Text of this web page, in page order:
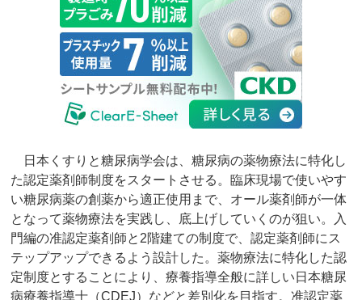
日本くすりと糖尿病学会は、糖尿病の薬物療法に特化し
た認定薬剤師制度をスタートさせる。臨床現場で使いやす
い糖尿病薬の創薬から適正使用まで、オール薬剤師が一体
となって薬物療法を実践し、底上げしていくのが狙い。入
門編の准認定薬剤師と2階建ての制度で、認定薬剤師にス
テップアップできるよう設計した。薬物療法に特化した認
定制度とすることにより、療養指導全般に詳しい日本糖尿
病療養指導士（CDEJ）などと差別化を目指す。准認定薬